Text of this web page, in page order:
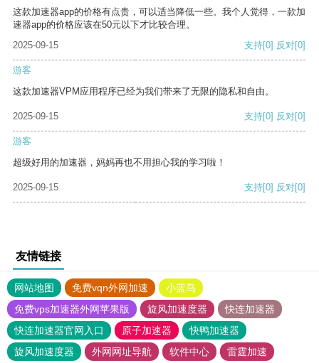
这款加速器app的价格有点贵，可以适当降低一些。我个人觉得，一款加
速器app的价格应该在50元以下才比较合理。
2025-09-15
支持[0] 反对[0]
游客
这款加速器VPM应用程序已经为我们带来了无限的隐私和自由。
2025-09-15 支持[0] 反对[0]
游客
超级好用的加速器，妈妈再也不用担心我的学习啦！
2025-09-15 支持[0] 反对[0]
友情链接
网站地图 免费vqn外网加速
小蓝鸟
免费vps加速器外网苹果版
旋风加速度器
快连加速器
快连加速器官网入口
原子加速器
快鸭加速器
旋风加速度器
外网网址导航 软件中心 雷霆加速